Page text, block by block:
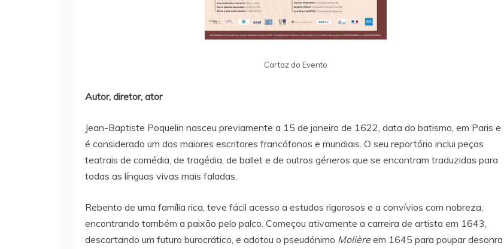
Cartaz do Evento
Autor, diretor, ator
Jean-Baptiste Poquelin nasceu previamente a 15 de janeiro de 1622, data do batismo, em Paris e
é considerado um dos maiores escritores francófonos e mundiais. O seu reportório inclui peças
teatrais de comédia, de tragédia, de ballet e de outros géneros que se encontram traduzidas para
todas as línguas vivas mais faladas.
Rebento de uma família rica, teve fácil acesso a estudos rigorosos e a convívios com nobreza,
encontrando também a paixão pelo palco. Começou ativamente a carreira de artista em 1643,
descartando um futuro burocrático, e adotou o pseudónimo Molièreem 1645 para poupar desonra